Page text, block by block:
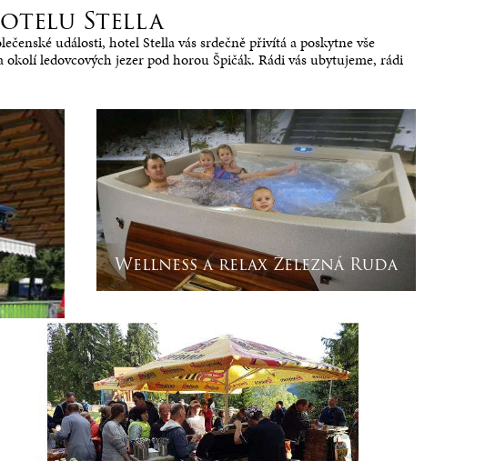
Stella
události, hotel Stella vás srdečně přivítá a poskytne vše
ledovcových jezer pod horou Špičák. Rádi vás ubytujeme, rádi
Wellness a relax Železná Ruda